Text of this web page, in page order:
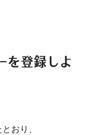
登録しよ
おり、